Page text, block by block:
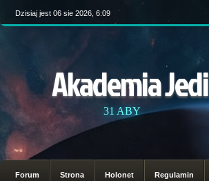
Dzisiaj jest 06 sie 2026, 6:09
Akademia Jedi
31 ABY
Forum Strona Holonet Regulamin